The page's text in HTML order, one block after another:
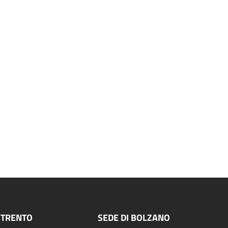
SEDE DI BOLZANO